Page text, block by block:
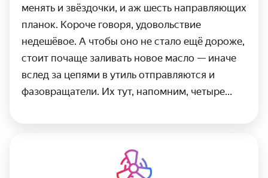
менять и звёздочки, и аж шесть направляющих
планок. Короче говоря, удовольствие
недешёвое. А чтобы оно не стало ещё дороже,
стоит почаще заливать новое масло — иначе
вслед за цепями в утиль отправляются и
фазовращатели. Их тут, напомним, четыре…